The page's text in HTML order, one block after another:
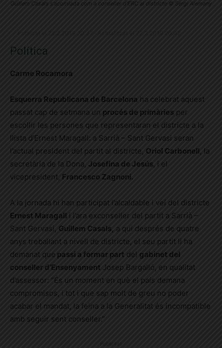
Guillem Casals s'acomiada com a conseller d'ERC al districte © Sergi Alemany
Política
Carme Rocamora
Esquerra Republicana de Barcelona ha celebrat aquest
passat cap de setmana un procés de primàries per
escollir les persones que representaran el districte a la
llista d’Ernest Maragall: a Sarrià – Sant Gervasi seran
l’actual president del partit al districte, Oriol Carbonell, la
secretària de la Dona, Josefina de Jesús, i el
vicepresident, Francesco Zagnoni.
A la jornada hi han participat l’alcaldable i veí del districte
Ernest Maragall i l’ara exconseller del partit a Sarrià –
Sant Gervasi, Guillem Casals, a qui després de quatre
anys treballant a nivell de districte, el seu partit li ha
demanat que passi a formar part del gabinet del
conseller d’Ensenyament Josep Bargalló, en qualitat
d’assessor: “És un moment en què el país demana
compromisos, i tot i que sap molt de greu no poder
acabar el mandat, la feina a la Generalitat és incompatible
amb seguir sent conseller.”
Publicitat